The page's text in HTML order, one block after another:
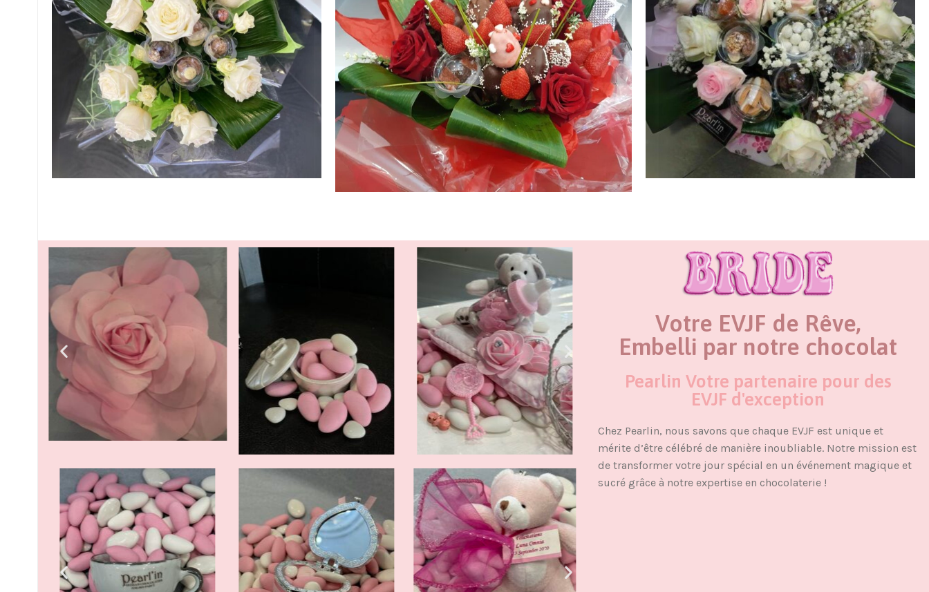
Votre EVJF de Rêve,
Embelli par notre chocolat
Pearlin Votre partenaire pour des
EVJF d'exception
Chez Pearlin, nous savons que chaque EVJF est unique et
mérite d’être célébré de manière inoubliable. Notre mission est
de transformer votre jour spécial en un événement magique et
sucré grâce à notre expertise en chocolaterie !